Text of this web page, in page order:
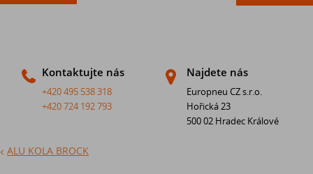
Kontaktujte nás
+420 495 538 318
+420 724 192 793
Najdete nás
Europneu CZ s.r.o.
Hořická 23
500 02 Hradec Králové
ALU KOLA BROCK